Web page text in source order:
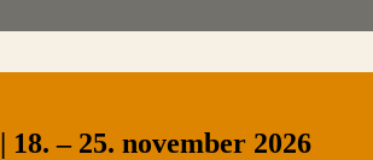
– 25. november 2026